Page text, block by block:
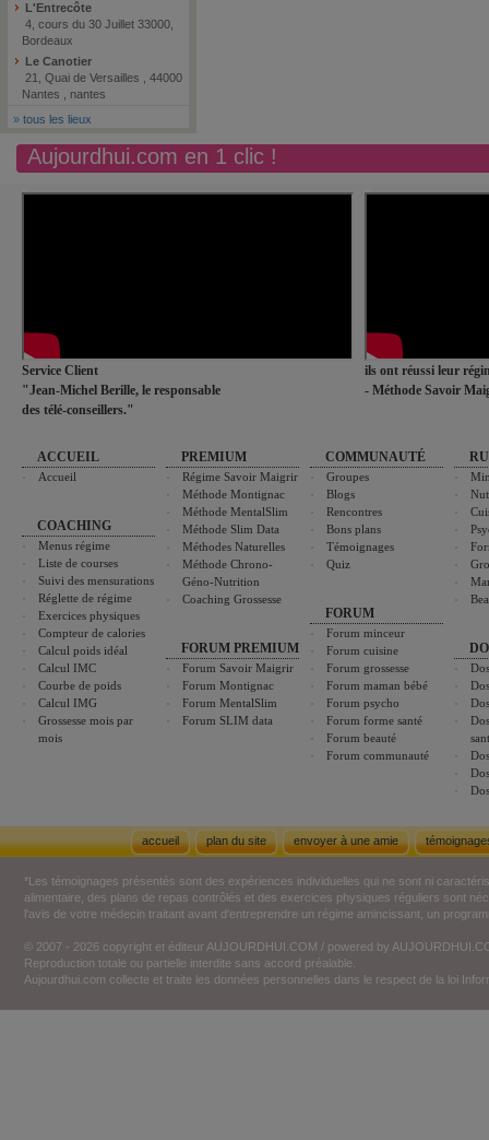
L'Entrecôte
4, cours du 30 Juillet 33000,
Bordeaux
Le Canotier
21, Quai de Versailles , 44000
Nantes , nantes
» tous les lieux
Aujourdhui.com en 1 clic !
Service Client
"Jean-Michel Berille, le responsable
des télé-conseillers."
ils ont réussi leur
- Méthode Savoir
ACCUEIL
Accueil
COACHING
Menus régime
Liste de courses
Suivi des mensurations
Réglette de régime
Exercices physiques
Compteur de calories
Calcul poids idéal
Calcul IMC
Courbe de poids
Calcul IMG
Grossesse mois par
mois
PREMIUM
Régime Savoir Maigrir
Méthode Montignac
Méthode MentalSlim
Méthode Slim Data
Méthodes Naturelles
Méthode Chrono-
Géno-Nutrition
Coaching Grossesse
FORUM PREMIUM
Forum Savoir Maigrir
Forum Montignac
Forum MentalSlim
Forum SLIM data
COMMUNAUTÉ
Groupes
Blogs
Rencontres
Bons plans
Témoignages
Quiz
FORUM
Forum minceur
Forum cuisine
Forum grossesse
Forum maman bébé
Forum psycho
Forum forme santé
Forum beauté
Forum communauté
accueil plan du site envoyer à une amie
*Les témoignages présentés sont des expériences individuelles qui ne sont ni
alimentaire, des plans de repas contrôlés et des exercices physiques réguliers sont
l'avis de votre médecin traitant avant d'entreprendre un régime amincissant, un
© 2007 - 2026 copyright et éditeur AUJOURDHUI.COM / powered by
Reproduction totale ou partielle interdite sans accord préalable.
Aujourdhui.com collecte et traite les données personnelles dans le respect de la loi